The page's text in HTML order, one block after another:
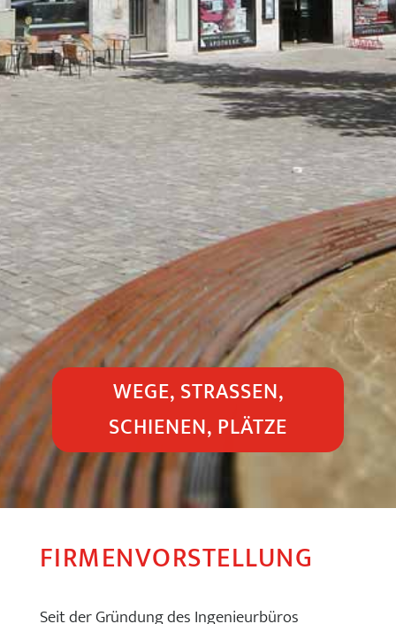
WEGE, STRASSEN, S
CHIENEN, PLÄTZE
FIRMENVORSTELLUNG
Seit der Gründung des Ingenieurbüros